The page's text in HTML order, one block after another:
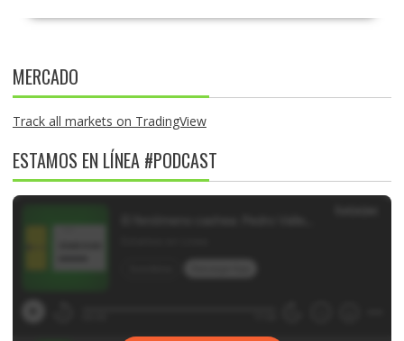
MERCADO
Track all markets on TradingView
ESTAMOS EN LÍNEA #PODCAST